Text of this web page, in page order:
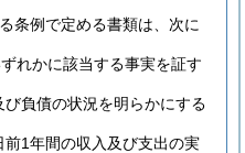
条例で定める書類は、次に
れかに該当する事実を証す
負債の状況を明らかにする
1年間の収入及び支出の実